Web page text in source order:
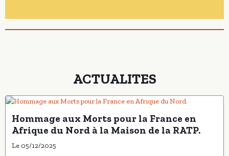
ACTUALITES
Hommage aux Morts pour la France en
Afrique du Nord à la Maison de la RATP.
Le 05/12/2025